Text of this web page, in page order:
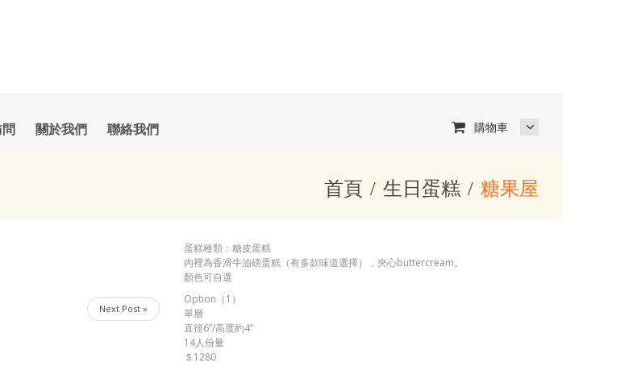
關於我們 聯絡我們 購物車
首頁 生日蛋糕 糖果屋
Next Post »
蛋糕種類：糖皮蛋糕
內裡為香滑牛油磅蛋糕（有多款味道選擇），夾心buttercream。
顏色可自選
Option（1）
單層
直徑6”/高度約4”
14人份量
＄1280